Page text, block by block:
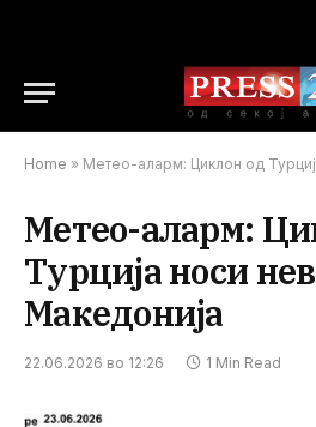
Home » Метео-аларм: Циклон од Турција
Метео-аларм:
Турција носи
Македонија
22.06.2026 во 12:26 1 Min Read